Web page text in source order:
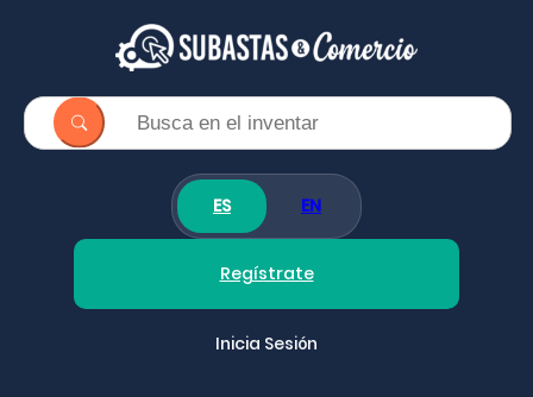
ES EN
Regístrate
Inicia Sesión